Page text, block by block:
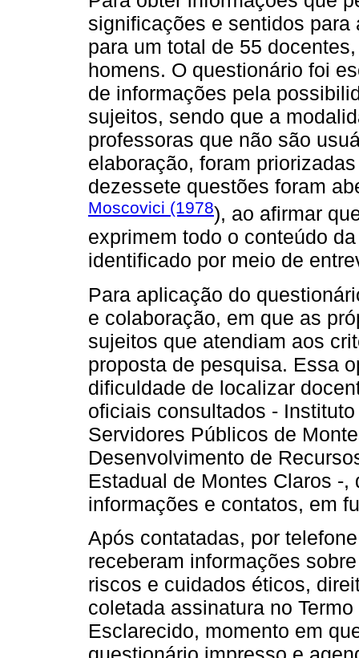
significações e sentidos
para um total de 55
homens. O questionário foi
de informações pela
sujeitos, sendo que a
professoras que não são
elaboração, foram
dezessete questões foram
Moscovici (1978), ao afirmar
exprimem todo o conteúdo
identificado por meio de
Para aplicação do
e colaboração, em que as
sujeitos que atendiam aos
proposta de pesquisa. Essa
dificuldade de localizar
oficiais consultados -
Servidores Públicos de
Desenvolvimento de
Estadual de Montes Claros -
informações e contatos, em
Após contatadas, por
receberam informações
riscos e cuidados éticos,
coletada assinatura no
Esclarecido, momento em